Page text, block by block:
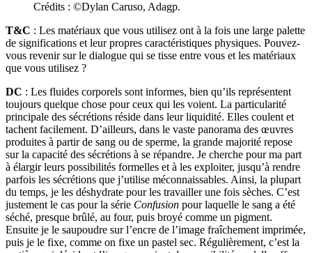
Crédits : ©Dylan Caruso, Adagp.
T&C : Les matériaux que vous utilisez ont à la fois une large palette
de significations et leur propres caractéristiques physiques. Pouvez-
vous revenir sur le dialogue qui se tisse entre vous et les matériaux
que vous utilisez ?
DC : Les fluides corporels sont informes, bien qu’ils représentent
toujours quelque chose pour ceux qui les voient. La particularité
principale des sécrétions réside dans leur liquidité. Elles coulent et
tachent facilement. D’ailleurs, dans le vaste panorama des œuvres
produites à partir de sang ou de sperme, la grande majorité repose
sur la capacité des sécrétions à se répandre. Je cherche pour ma part
à élargir leurs possibilités formelles et à les exploiter, jusqu’à rendre
parfois les sécrétions que j’utilise méconnaissables. Ainsi, la plupart
du temps, je les déshydrate pour les travailler une fois sèches. C’est
justement le cas pour la série Confusion pour laquelle le sang a été
séché, presque brûlé, au four, puis broyé comme un pigment.
Ensuite je le saupoudre sur l’encre de l’image fraîchement imprimée,
puis je le fixe, comme on fixe un pastel sec. Régulièrement, c’est la